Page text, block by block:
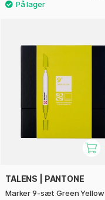
TALENS | PANTONE
Marker 9-sæt Green Yellow